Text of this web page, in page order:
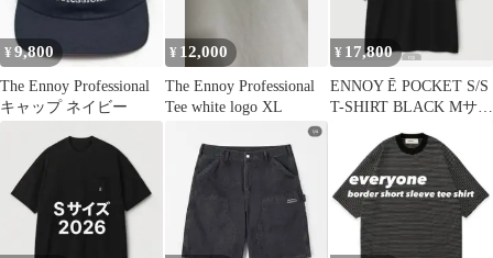
¥9,800
The Ennoy Professional
キャップ ネイビー
¥ 12,000
The Ennoy Professional
Tee white logo XL
¥ 17,800
ENNOY Ē POCKET S/S
T-SHIRT BLACK Mサイ